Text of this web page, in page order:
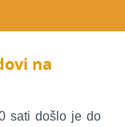
na
sati došlo je do